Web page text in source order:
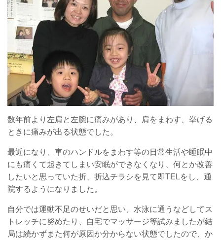
数年前より左肩と左腕に痛みがあり、肩をまわす、挙げる
ときに痛みが出る状態でした。
最近になり、車のハンドルをまわす等の日常生活や睡眠中
にも痛くて起きてしまい安眠ができなくなり、何とか改善
したいと思っていた折、折込チラシを見て即TELをし、通
院するようになりました。
自分では運動不足のせいだと思い、水泳に通うなどしてス
トレッチに努めたり、自宅でマッサージ等試みましたが結
局は続かずまた何が原因か分からない状態でしたので、か